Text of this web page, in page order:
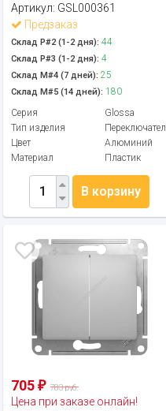
Артикул: GSL000361
Предзаказ
Склад Р#2 (1-2 дня): 44
Склад Р#3 (1-2 дня): 4
Склад М#4 (7 дней): 25
Склад М#5 (14 дней): 180
Серия
Glossa
Тип изделия
Цвет
Алюминий
Материал
Пластик
В корзину
705₽ 783 руб.
Цена при заказе онлайн!